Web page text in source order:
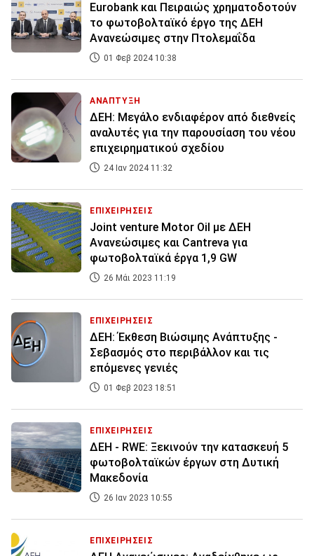
Eurobank και Πειραιώς χρηματοδοτούν
το φωτοβολταϊκό έργο της ΔΕΗ
Ανανεώσιμες στην Πτολεμαΐδα
01 Φεβ 2024 10:38
ΑΝΑΠΤΥΞΗ
ΔΕΗ: Μεγάλο ενδιαφέρον από διεθνείς
αναλυτές για την παρουσίαση του νέου
επιχειρηματικού σχεδίου
24 Ιαν 2024 11:32
ΕΠΙΧΕΙΡΗΣΕΙΣ
Joint venture Motor Oil με ΔΕΗ
Ανανεώσιμες και Cantreva για
φωτοβολταϊκά έργα 1,9 GW
26 Μάι 2023 11:19
ΕΠΙΧΕΙΡΗΣΕΙΣ
ΔΕΗ: Έκθεση Βιώσιμης Ανάπτυξης -
Σεβασμός στο περιβάλλον και τις
επόμενες γενιές
01 Φεβ 2023 18:51
ΕΠΙΧΕΙΡΗΣΕΙΣ
ΔΕΗ - RWE: Ξεκινούν την κατασκευή 5
φωτοβολταϊκών έργων στη Δυτική
Μακεδονία
26 Ιαν 2023 10:55
ΕΠΙΧΕΙΡΗΣΕΙΣ